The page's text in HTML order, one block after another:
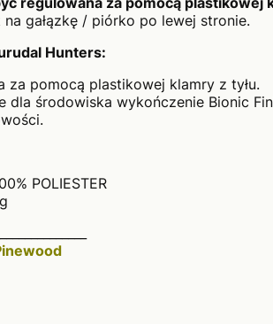
na gałązkę / piórko po lewej stronie.
Hunters:
za pomocą plastikowej klamry z tyłu.
dla środowiska wykończenie Bionic
POLIESTER